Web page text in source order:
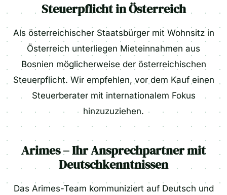
Steuerpflicht in Österreich
Als österreichischer Staatsbürger mit Wohnsitz in
Österreich unterliegen Mieteinnahmen aus
Bosnien möglicherweise der österreichischen
Steuerpflicht. Wir empfehlen, vor dem Kauf einen
Steuerberater mit internationalem Fokus
hinzuzuziehen.
Arimes – Ihr Ansprechpartner mit
Deutschkenntnissen
Das Arimes-Team kommuniziert auf Deutsch und